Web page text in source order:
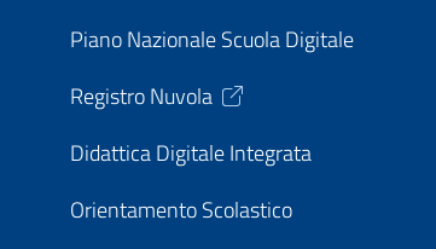
Piano Nazionale Scuola Digitale
Registro Nuvola
Didattica Digitale Integrata
Orientamento Scolastico